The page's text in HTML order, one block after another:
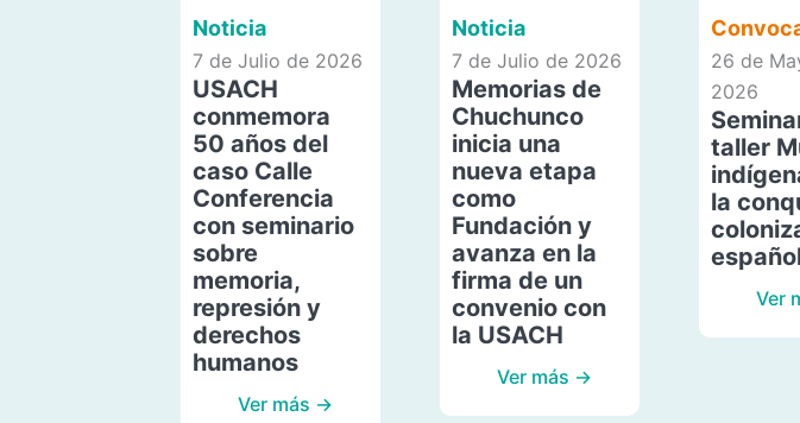
Noticia
7 de Julio de 2026
USACH
conmemora
50 años del
caso Calle
Conferencia
con seminario
sobre
memoria,
represión y
derechos
humanos
Ver más →
Noticia
7 de Julio de 2026
Memorias de
Chuchunco
inicia una
nueva etapa
como
Fundación y
avanza en la
firma de un
convenio con
la USACH
Ver más →
26 de
2026
taller
la
Ver